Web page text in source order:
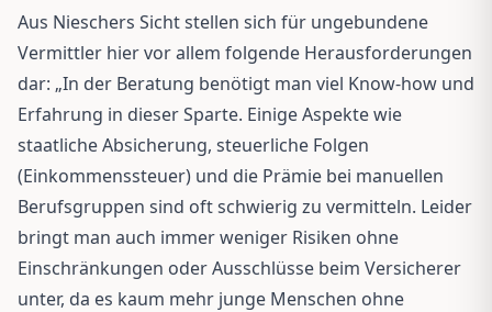
Aus Nieschers Sicht stellen sich für ungebundene
Vermittler hier vor allem folgende Herausforderungen
dar: „In der Beratung benötigt man viel Know-how und
Erfahrung in dieser Sparte. Einige Aspekte wie
staatliche Absicherung, steuerliche Folgen
(Einkommenssteuer) und die Prämie bei manuellen
Berufsgruppen sind oft schwierig zu vermitteln. Leider
bringt man auch immer weniger Risiken ohne
Einschränkungen oder Ausschlüsse beim Versicherer
unter, da es kaum mehr junge Menschen ohne